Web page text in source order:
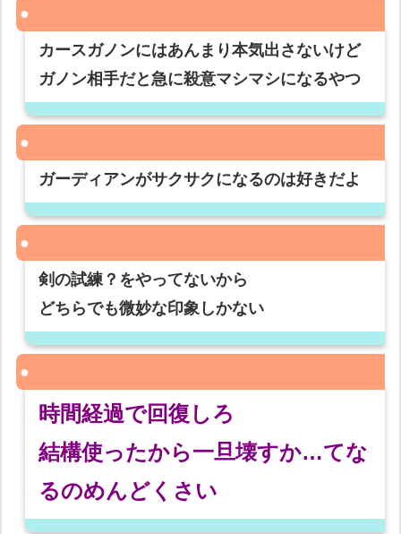
カースガノンにはあんまり本気出さないけど
ガノン相手だと急に殺意マシマシになるやつ
ガーディアンがサクサクになるのは好きだよ
剣の試練？をやってないから
どちらでも微妙な印象しかない
時間経過で回復しろ
結構使ったから一旦壊すか…てな
るのめんどくさい